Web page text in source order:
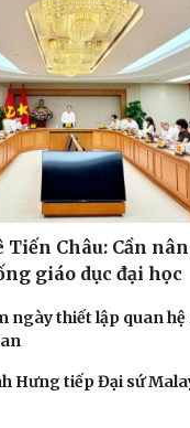
Tiến Châu: Cần
giáo dục đại học
ngày thiết lập quan
Hưng tiếp Đại sứ